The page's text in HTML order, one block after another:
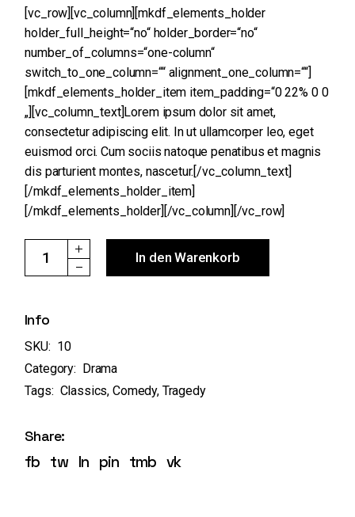
[vc_row][vc_column][mkdf_elements_holder
holder_full_height=“no“ holder_border=“no“
number_of_columns=“one-column“
switch_to_one_column=““ alignment_one_column=““]
[mkdf_elements_holder_item item_padding=“0 22% 0 0
„][vc_column_text]Lorem ipsum dolor sit amet,
consectetur adipiscing elit. In ut ullamcorper leo, eget
euismod orci. Cum sociis natoque penatibus et magnis
dis parturient montes, nascetur.[/vc_column_text]
[/mkdf_elements_holder_item]
[/mkdf_elements_holder][/vc_column][/vc_row]
The Marriage quantity
In den Warenkorb
Info
SKU: 10
Category: Drama
Tags: Classics, Comedy, Tragedy
Share:
fb tw ln pin tmb vk